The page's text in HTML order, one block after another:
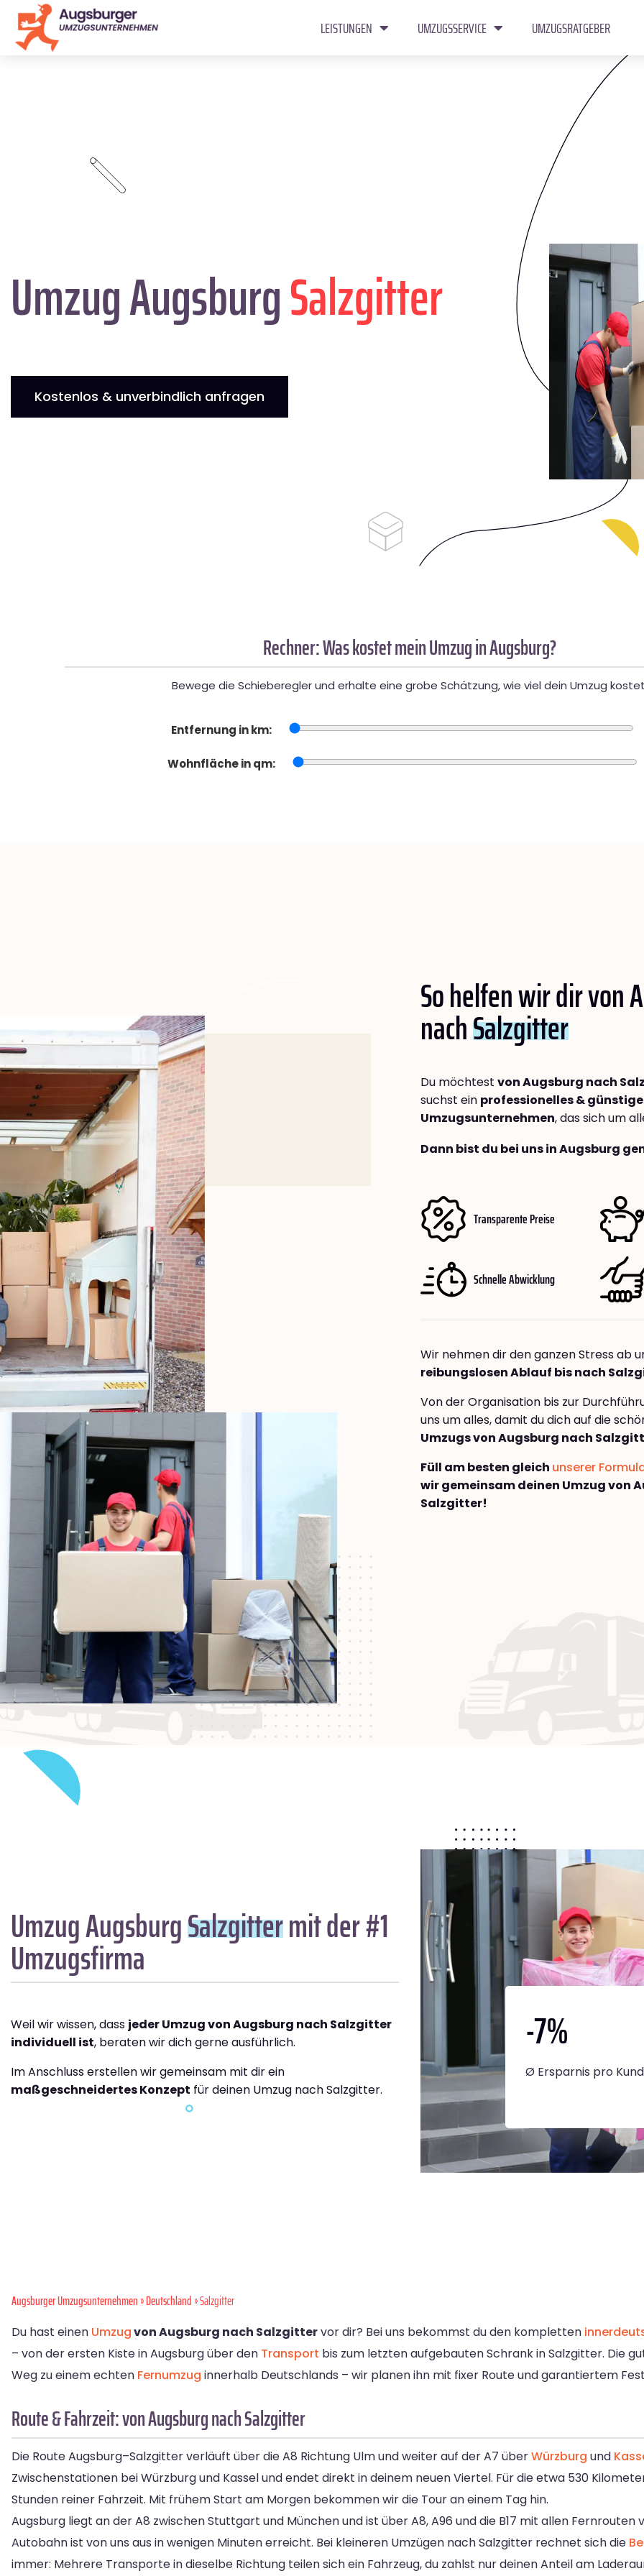
LEISTUNGEN UMZUGSSERVICE UMZUGSRATGEBER
Umzug AugsburgSalzgitter
Kostenlos & unverbindlich anfragen
Rechner: Was kostet mein Umzug in Augsburg?
Bewege die Schieberegler und erhalte eine grobe Schätzung, wie viel dein Umzug
Entfernung in km:
Wohnfläche in qm:
So helfen wir dir von
nachSalzgitter
Du möchtest von Augsburg nach
suchst ein professionelles &
Umzugsunternehmen, das sich um
Dann bist du bei uns in Augsburg
Transparente Preise
Schnelle Abwicklung
Wir nehmen dir den ganzen Stress ab
reibungslosen Ablauf bis nach
Von der Organisation bis zur
uns um alles, damit du dich auf die
Umzugs von Augsburg nach
Füll am besten gleich unserer
wir gemeinsam deinen Umzug von
Salzgitter!
Umzug AugsburgSalzgittermit der #1
Umzugsfirma
Weil wir wissen, dass jeder Umzug von Augsburg nach Salzgitter
individuell ist, beraten wir dich gerne ausführlich.
Im Anschluss erstellen wir gemeinsam mit dir ein
maßgeschneidertes Konzept für deinen Umzug nach Salzgitter.
-7%
Ø Ersparnis pro
Augsburger Umzugsunternehmen»Deutschland» Salzgitter
Du hast einen Umzugvon Augsburg nach Salzgittervor dir? Bei uns bekommst du den kompletten
– von der ersten Kiste in Augsburg über den Transport bis zum letzten aufgebauten Schrank in Salzgitter. Die
Weg zu einem echten Fernumzug innerhalb Deutschlands – wir planen ihn mit fixer Route und garantiertem
Route & Fahrzeit: von Augsburg nach Salzgitter
Die Route Augsburg–Salzgitter verläuft über die A8 Richtung Ulm und weiter auf der A7 überWürzburg und
Zwischenstationen bei Würzburg und Kassel und endet direkt in deinem neuen Viertel. Für die etwa 530
Stunden reiner Fahrzeit. Mit frühem Start am Morgen bekommen wir die Tour an einem Tag hin.
Augsburg liegt an der A8 zwischen Stuttgart und München und ist über A8, A96 und die B17 mit allen Fernrouten
Autobahn ist von uns aus in wenigen Minuten erreicht. Bei kleineren Umzügen nach Salzgitter rechnet sich die
immer: Mehrere Transporte in dieselbe Richtung teilen sich ein Fahrzeug, du zahlst nur deinen Anteil am